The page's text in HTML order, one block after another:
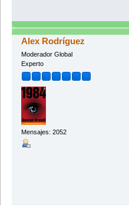
Alex Rodríguez
Moderador Global
Experto
Mensajes: 2052